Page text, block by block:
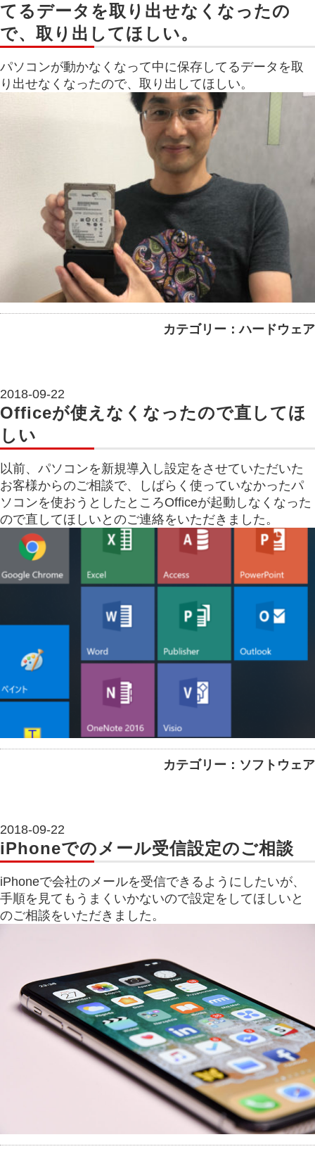
てるデータを取り出せなくなったの
で、取り出してほしい。
パソコンが動かなくなって中に保存してるデータを取
り出せなくなったので、取り出してほしい。
カテゴリー：ハードウェア
2018-09-22
Officeが使えなくなったので直してほ
しい
以前、パソコンを新規導入し設定をさせていただいた
お客様からのご相談で、しばらく使っていなかったパ
ソコンを使おうとしたところOfficeが起動しなくなった
ので直してほしいとのご連絡をいただきました。
カテゴリー：ソフトウェア
2018-09-22
iPhoneでのメール受信設定のご相談
iPhoneで会社のメールを受信できるようにしたいが、
手順を見てもうまくいかないので設定をしてほしいと
のご相談をいただきました。